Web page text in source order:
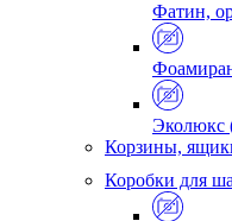
Фатин,
Эколюкс
Корзины,
Коробки для